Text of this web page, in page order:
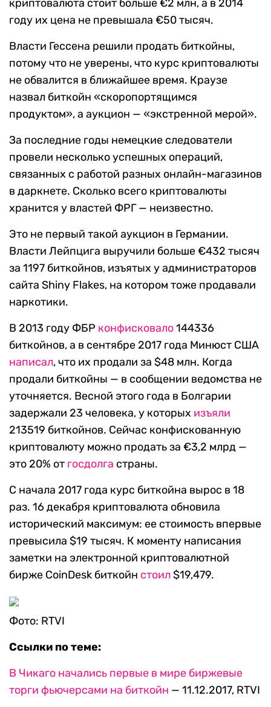
криптовалюта стоит больше €2 млн, а в 2014
году их цена не превышала €50 тысяч.
Власти Гессена решили продать биткойны,
потому что не уверены, что курс криптовалюты
не обвалится в ближайшее время. Краузе
назвал биткойн «скоропортящимся
продуктом», а аукцион — «экстренной мерой».
За последние годы немецкие следователи
провели несколько успешных операций,
связанных с работой разных онлайн-магазинов
в даркнете. Сколько всего криптовалюты
хранится у властей ФРГ — неизвестно.
Это не первый такой аукцион в Германии.
Власти Лейпцига выручили больше €432 тысяч
за 1197 биткойнов, изъятых у администраторов
сайта Shiny Flakes, на котором тоже продавали
наркотики.
В 2013 году ФБР конфисковало144336
биткойнов, а в сентябре 2017 года Минюст США
написал, что их продали за $48 млн. Когда
продали биткойны — в сообщении ведомства не
уточняется. Весной этого года в Болгарии
задержали 23 человека, у которых изъяли
213519 биткойнов. Сейчас конфискованную
криптовалюту можно продать за €3,2 млрд —
это 20% от госдолга страны.
С начала 2017 года курс биткойна вырос в 18
раз. 16 декабря криптовалюта обновила
исторический максимум: ее стоимость впервые
превысила $19 тысяч. К моменту написания
заметки на электронной криптовалютной
бирже CoinDesk биткойн стоил $19,479.
Фото: RTVI
Ссылки по теме:
В Чикаго начались первые в мире биржевые
торги фьючерсами на биткойн — 11.12.2017, RTVI